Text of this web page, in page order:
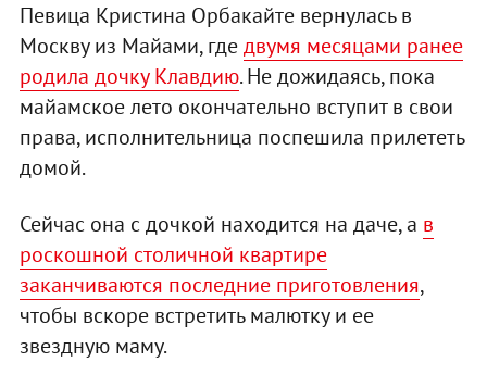
Певица Кристина Орбакайте вернулась в
Москву из Майами, гдедвумя месяцами ранее
родила дочку Клавдию. Не дожидаясь, пока
майамское лето окончательно вступит в свои
права, исполнительница поспешила прилететь
домой.
Сейчас она с дочкой находится на даче, а в
роскошной столичной квартире
заканчиваются последние приготовления,
чтобы вскоре встретить малютку и ее
звездную маму.